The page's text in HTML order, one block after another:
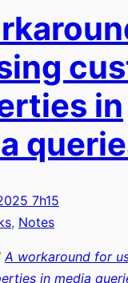
in
7h15
, Notes
A workaround for
in media